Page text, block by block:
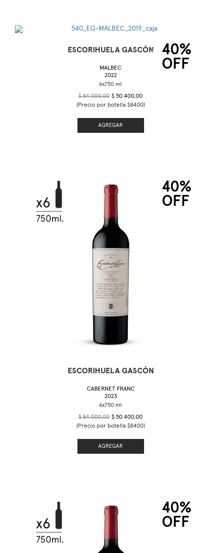
40%
OFF
ESCORIHUELA GASCÓN
MALBEC
2022
$ 84.000,00 $ 50.400,00
(Precio por botella $8400)
AGREGAR
40%
OFF
ESCORIHUELA GASCÓN
CABERNET FRANC
2023
$ 84.000,00 $ 50.400,00
(Precio por botella $8400)
AGREGAR
40%
OFF